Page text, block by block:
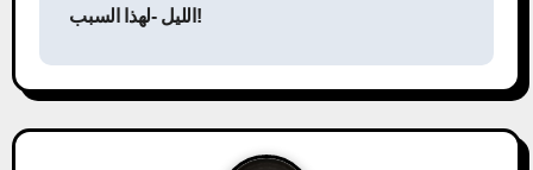
t
n
الليل -لهذا السبب!